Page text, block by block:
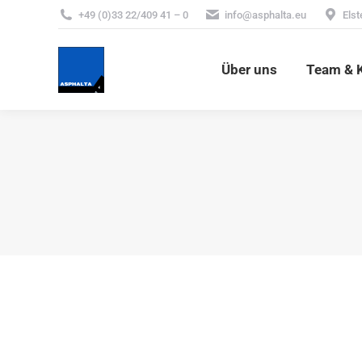
+49 (0)33 22/409 41 – 0 info@asphalta.eu
Über uns Team &
Über uns Team